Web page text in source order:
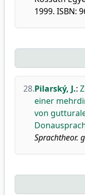
1999. ISBN:
28.Pilarský, J.:
einer
von
Sprachtheor.